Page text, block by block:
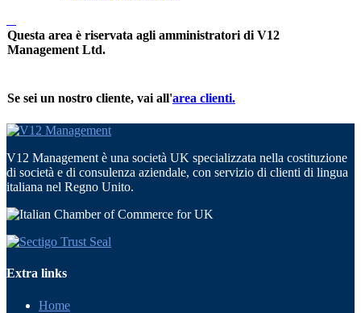
Questa area è riservata agli amministratori di V12
Management Ltd.
Se sei un nostro cliente, vai all'area clienti.
V12 Management è una società UK specializzata nella costituzione
di società e di consulenza aziendale, con servizio di clienti di lingua
italiana nel Regno Unito.
Extra links
Home